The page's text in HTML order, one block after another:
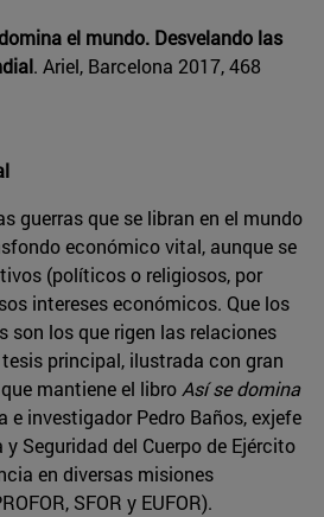
el mundo. Desvelando las
. Ariel, Barcelona 2017, 468
guerras que se libran en el mundo
económico vital, aunque se
(políticos o religiosos, por
intereses económicos. Que los
son los que rigen las relaciones
principal, ilustrada con gran
mantiene el libroAsí se domina
e investigador Pedro Baños, exjefe
Seguridad del Cuerpo de Ejército
en diversas misiones
SFOR y EUFOR).